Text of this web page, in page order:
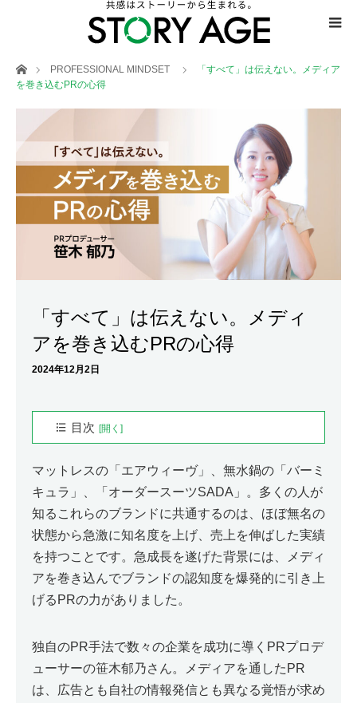
ホームPROFESSIONAL MINDSET
「すべて」は伝えない。メディア
を巻き込むPRの心得
「すべて」は伝えない。メディ
アを巻き込むPRの心得
2024年12月2日
目次
笹木郁乃（ささき・いくの）
プレスリリースは必要なのか
一番の差別化は心を動かす「ストーリー」
メディアに合わせて「伝えること」を選ぶ
笹木郁乃さんの書籍はこちら
マットレスの「エアウィーヴ」、無水鍋の「バーミ
キュラ」、「オーダースーツSADA」。多くの人が
知るこれらのブランドに共通するのは、ほぼ無名の
状態から急激に知名度を上げ、売上を伸ばした実績
を持つことです。急成長を遂げた背景には、メディ
アを巻き込んでブランドの認知度を爆発的に引き上
げるPRの力がありました。
独自のPR手法で数々の企業を成功に導くPRプロデ
ューサーの笹木郁乃さん。メディアを通したPR
は、広告とも自社の情報発信とも異なる覚悟が求め